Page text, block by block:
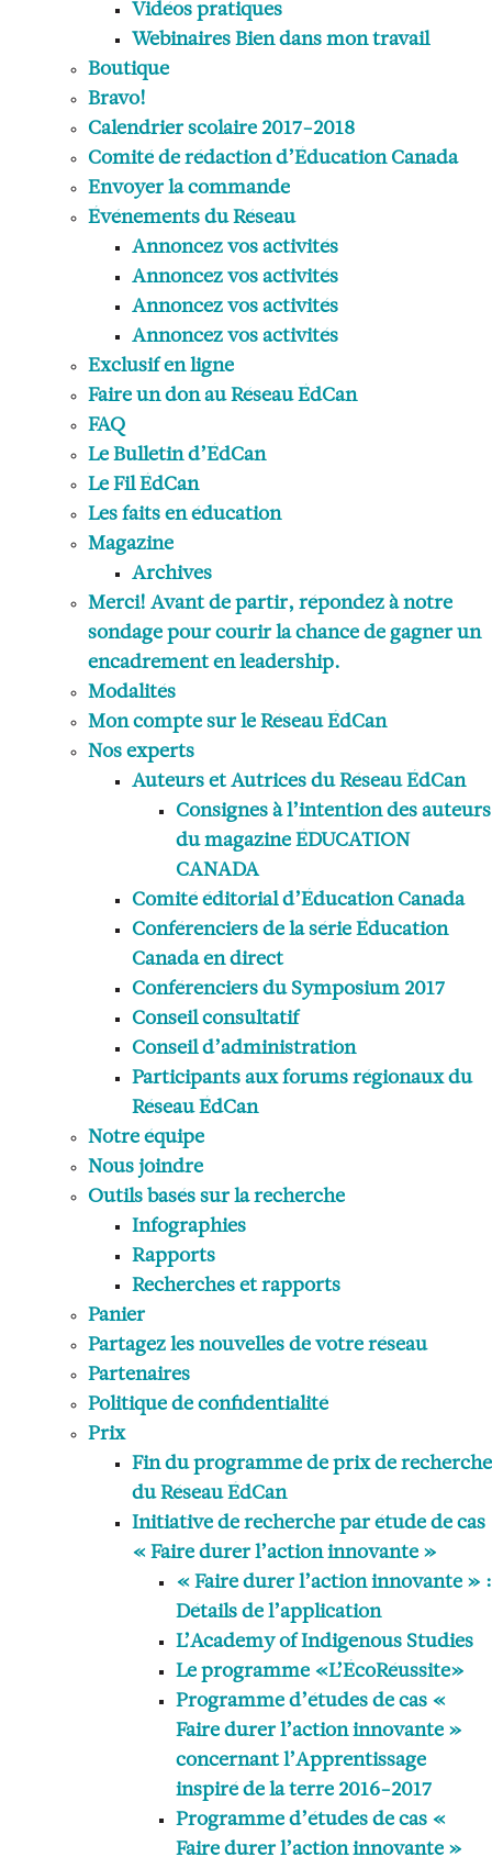
Vidéos pratiques
Webinaires Bien dans mon travail
Boutique
Bravo!
Calendrier scolaire 2017-2018
Comité de rédaction d’Éducation Canada
Envoyer la commande
Événements du Réseau
Annoncez vos activités
Annoncez vos activités
Annoncez vos activités
Annoncez vos activités
Exclusif en ligne
Faire un don au Réseau ÉdCan
FAQ
Le Bulletin d’ÉdCan
Le Fil ÉdCan
Les faits en éducation
Magazine
Archives
Merci! Avant de partir, répondez à notre
sondage pour courir la chance de gagner un
encadrement en leadership.
Modalités
Mon compte sur le Réseau ÉdCan
Nos experts
Auteurs et Autrices du Réseau ÉdCan
Consignes à l’intention des auteurs
du magazine ÉDUCATION
CANADA
Comité éditorial d’Éducation Canada
Conférenciers de la série Éducation
Canada en direct
Conférenciers du Symposium 2017
Conseil consultatif
Conseil d’administration
Participants aux forums régionaux du
Réseau ÉdCan
Notre équipe
Nous joindre
Outils basés sur la recherche
Infographies
Rapports
Recherches et rapports
Panier
Partagez les nouvelles de votre réseau
Partenaires
Politique de confidentialité
Prix
Fin du programme de prix de recherche
du Réseau ÉdCan
Initiative de recherche par étude de cas
« Faire durer l’action innovante »
« Faire durer l’action innovante » :
Détails de l’application
L’Academy of Indigenous Studies
Le programme «L’ÉcoRéussite»
Programme d’études de cas «
Faire durer l’action innovante »
concernant l’Apprentissage
inspiré de la terre 2016-2017
Programme d’études de cas «
Faire durer l’action innovante »